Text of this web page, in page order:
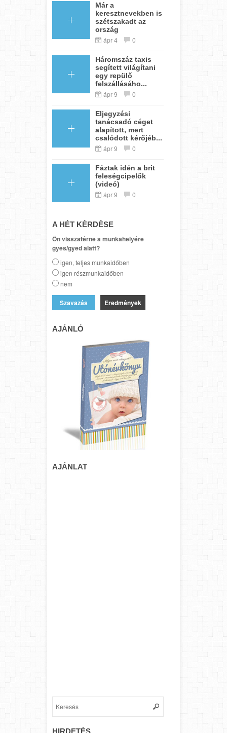
Már a
keresztnevekben is
szétszakadt az
ország
ápr 4 0
Háromszáz taxis
segített világítani
egy repülő
felszállásáho...
ápr 9 0
Eljegyzési
tanácsadó céget
alapított, mert
csalódott kérőjéb...
ápr 9 0
Fáztak idén a brit
feleségcipelők
(videó)
ápr 9 0
A HÉT KÉRDÉSE
Ön visszatérne a munkahelyére
gyes/gyed alatt?
igen, teljes munkaidőben
igen részmunkaidőben
nem
Eredmények
AJÁNLÓ
AJÁNLAT
HIRDETÉS